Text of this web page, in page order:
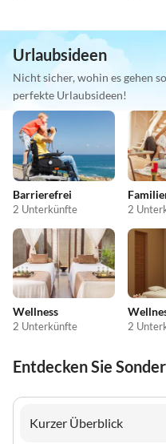
Urlaubsideen
Nicht sicher, wohin es gehen
perfekte Urlaubsideen!
Barrierefrei
2 Unterkünfte 2
Wellness
2 Unterkünfte 2
Entdecken Sie
Kurzer Überblick